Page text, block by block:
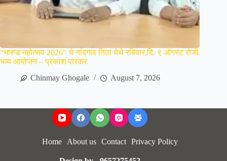
“भारुड महोत्सव 2026″ चे नांदगाव तिठा येथे रविवार,दि. ९ ऑगस्ट रोजी
भव्य आयोजन – प्रकाश पारकर
Chinmay Ghogale
August 7, 2026
Home About us Contact Privacy Policy